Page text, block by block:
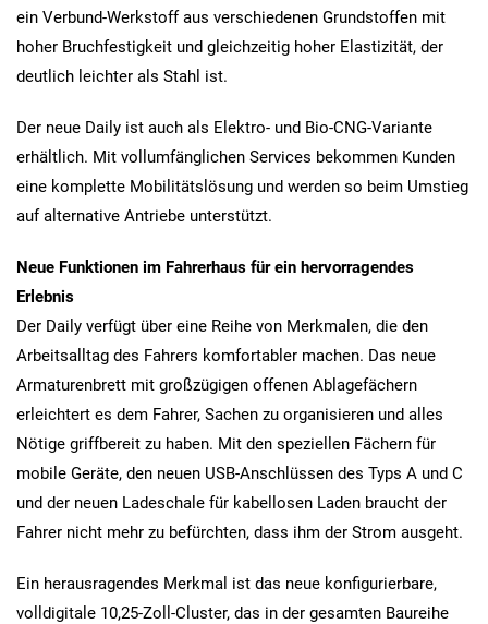
ein Verbund-Werkstoff aus verschiedenen Grundstoffen mit
hoher Bruchfestigkeit und gleichzeitig hoher Elastizität, der
deutlich leichter als Stahl ist.
Der neue Daily ist auch als Elektro- und Bio-CNG-Variante
erhältlich. Mit vollumfänglichen Services bekommen Kunden
eine komplette Mobilitätslösung und werden so beim Umstieg
auf alternative Antriebe unterstützt.
Neue Funktionen im Fahrerhaus für ein hervorragendes
Erlebnis
Der Daily verfügt über eine Reihe von Merkmalen, die den
Arbeitsalltag des Fahrers komfortabler machen. Das neue
Armaturenbrett mit großzügigen offenen Ablagefächern
erleichtert es dem Fahrer, Sachen zu organisieren und alles
Nötige griffbereit zu haben. Mit den speziellen Fächern für
mobile Geräte, den neuen USB-Anschlüssen des Typs A und C
und der neuen Ladeschale für kabellosen Laden braucht der
Fahrer nicht mehr zu befürchten, dass ihm der Strom ausgeht.
Ein herausragendes Merkmal ist das neue konfigurierbare,
volldigitale 10,25-Zoll-Cluster, das in der gesamten Baureihe